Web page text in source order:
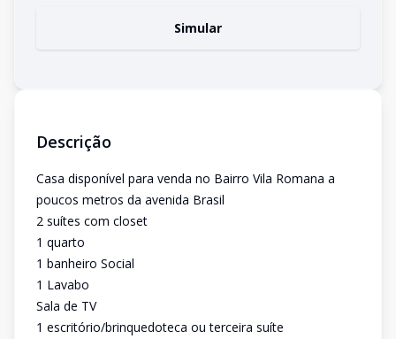
Simular
Descrição
Casa disponível para venda no Bairro Vila Romana a
poucos metros da avenida Brasil
2 suítes com closet
1 quarto
1 banheiro Social
1 Lavabo
Sala de TV
1 escritório/brinquedoteca ou terceira suíte